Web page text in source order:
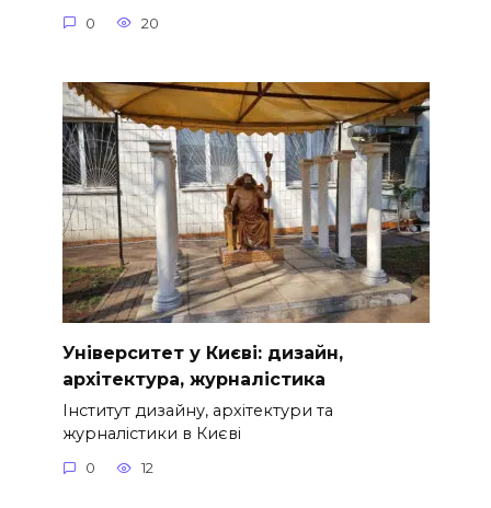
0 20
Університет у Києві: дизайн,
архітектура, журналістика
Інститут дизайну, архітектури та
журналістики в Києві
0 12